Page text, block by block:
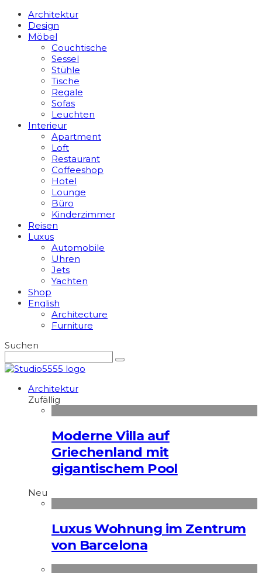
Architektur
Design
Möbel
Couchtische
Sessel
Stühle
Tische
Regale
Sofas
Leuchten
Interieur
Apart­ment
Loft
Restaurant
Coffeeshop
Hotel
Lounge
Büro
Kinderzimmer
Reisen
Luxus
Automobile
Uhren
Jets
Yachten
Shop
English
Architecture
Furniture
Suchen
Architektur
Zufällig
Moderne Villa auf
Griechenland mit
gigantischem Pool
Neu
Luxus Wohnung im Zentrum
von Barcelona